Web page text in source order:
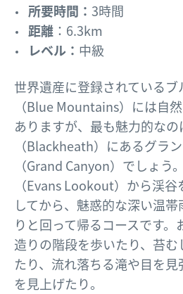
所要時間： 3時間
距離 ：6.3km
レベル： 中級
世界遺産に登録されている
（Blue Mountains）には自
ありますが、最も魅力的な
（Blackheath）にあるグラ
（Grand Canyon）でしょう
（Evans Lookout）から渓
してから、魅惑的な深い温
りと回って帰るコースです
造りの階段を歩いたり、苔
たり、流れ落ちる滝や目を
を見上げたり。